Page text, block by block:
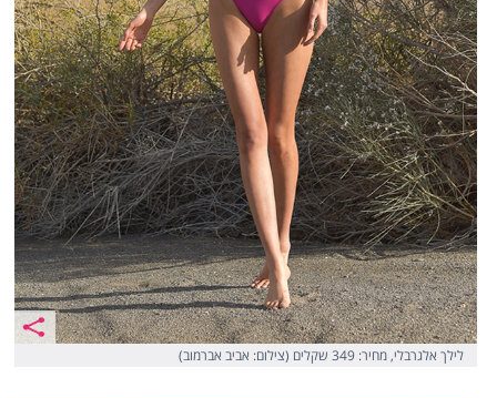
לילך אלגרבלי, מחיר: 349 שקלים (צילום: אביב אברמוב)